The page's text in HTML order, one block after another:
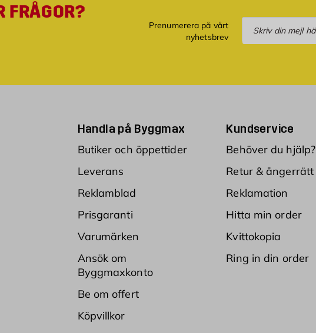
FRÅGOR?
Prenumerera på vårt
nyhetsbrev
Prenumerera
Handla på Byggmax
Butiker och öppettider
Leverans
Reklamblad
Prisgaranti
Varumärken
Ansök om
Byggmaxkonto
Be om offert
Köpvillkor
Kundservice
Behöver du hjälp?
Retur & ångerrätt
Reklamation
Hitta min order
Kvittokopia
Ring in din order